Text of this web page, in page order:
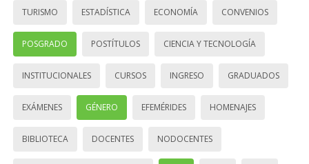
TURISMO ESTADÍSTICA ECONOMÍA CONVENIOS
POSGRADO POSTÍTULOS CIENCIA Y TECNOLOGÍA
INSTITUCIONALES CURSOS INGRESO GRADUADOS
EXÁMENES GÉNERO EFEMÉRIDES HOMENAJES
BIBLIOTECA DOCENTES NODOCENTES